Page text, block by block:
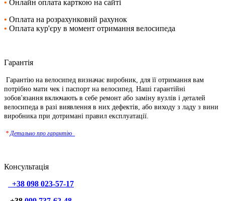
• Онлайн оплата карткою на сайті
• Оплата на розрахунковий рахунок
• Оплата кур'єру в момент отримання велосипеда
Гарантія
Гарантію на велосипед визначає виробник, для її отримання вам
потрібно мати чек і паспорт на велосипед. Наші гарантійні
зобов'язання включають в себе ремонт або заміну вузлів і деталей
велосипеда в разі виявлення в них дефектів, або виходу з ладу з вини
виробника при дотримані правил експлуатації.
* Детально про гарантію_
Консультація
+38 098 023-57-17